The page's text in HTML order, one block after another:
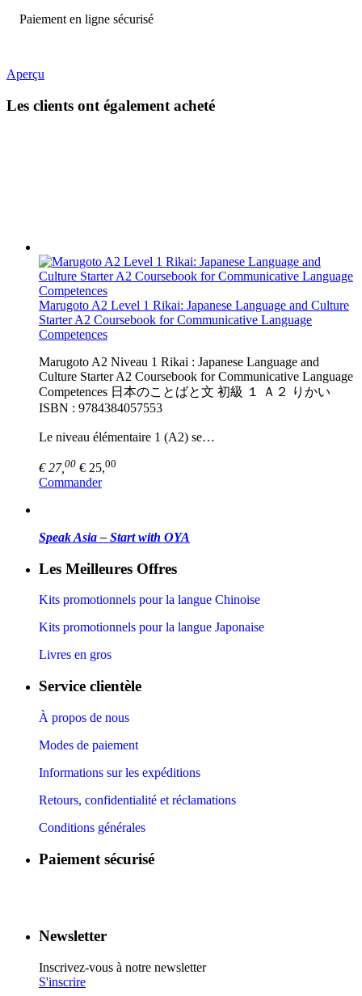
Paiement en ligne sécurisé
Aperçu
Les clients ont également acheté
Marugoto A2 Level 1 Rikai: Japanese Language and Culture
Starter A2 Coursebook for Communicative Language
Competences
Marugoto A2 Niveau 1 Rikai : Japanese Language and
Culture Starter A2 Coursebook for Communicative Language
Competences 日本のことばと文 初級 １ Ａ２ りかい
ISBN : 9784384057553
Le niveau élémentaire 1 (A2) se…
€ 27, 00 € 25,00
Commander
Speak Asia – Start with OYA
Les Meilleures Offres
Kits promotionnels pour la langue Chinoise
Kits promotionnels pour la langue Japonaise
Livres en gros
Service clientèle
À propos de nous
Modes de paiement
Informations sur les expéditions
Retours, confidentialité et réclamations
Conditions générales
Paiement sécurisé
Newsletter
Inscrivez-vous à notre newsletter
S'inscrire